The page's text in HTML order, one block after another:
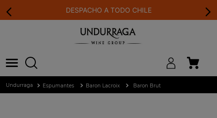
DESPACHO A TODO CHILE
Espumantes Baron Lacroix Baron Brut